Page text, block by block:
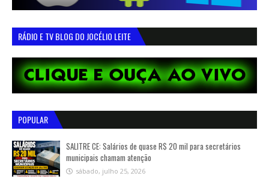
RÁDIO E TV BLOG DO JOCÉLIO LEITE
POPULAR
SALITRE CE: Salários de quase R$ 20 mil para secretários
municipais chamam atenção
sábado, julho 25, 2026